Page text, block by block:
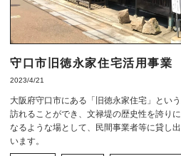
守口市旧徳永家住宅活用事
2023/4/21
大阪府守口市にある「旧徳永家住宅」とい
訪れることができ、文禄堤の歴史性を誇り
なるような場として、民間事業者等に貸し
います。